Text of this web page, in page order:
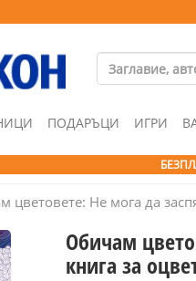
ПОДАРЪЦИ ИГРИ
цветовете: Не мога да
Обичам
книга за